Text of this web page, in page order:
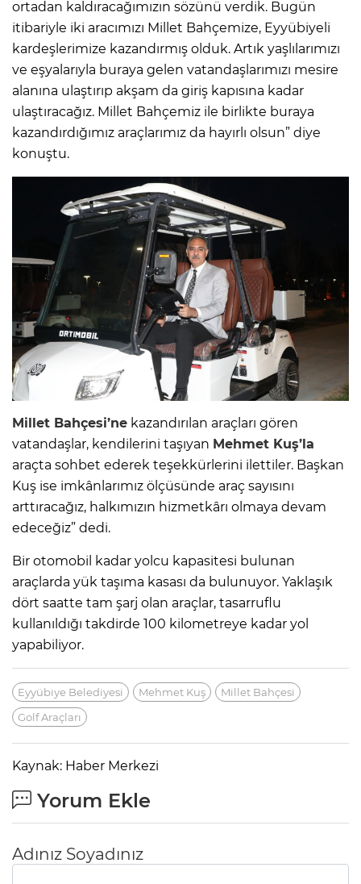
ortadan kaldıracağımızın sözünü verdik. Bugün
itibariyle iki aracımızı Millet Bahçemize, Eyyübiyeli
kardeşlerimize kazandırmış olduk. Artık yaşlılarımızı
ve eşyalarıyla buraya gelen vatandaşlarımızı mesire
alanına ulaştırıp akşam da giriş kapısına kadar
ulaştıracağız. Millet Bahçemiz ile birlikte buraya
kazandırdığımız araçlarımız da hayırlı olsun” diye
konuştu.
Millet Bahçesi’ne kazandırılan araçları gören
vatandaşlar, kendilerini taşıyan Mehmet Kuş’la
araçta sohbet ederek teşekkürlerini ilettiler. Başkan
Kuş ise imkânlarımız ölçüsünde araç sayısını
arttıracağız, halkımızın hizmetkârı olmaya devam
edeceğiz” dedi.
Bir otomobil kadar yolcu kapasitesi bulunan
araçlarda yük taşıma kasası da bulunuyor. Yaklaşık
dört saatte tam şarj olan araçlar, tasarruflu
kullanıldığı takdirde 100 kilometreye kadar yol
yapabiliyor.
Eyyübiye Belediyesi Mehmet Kuş
Millet Bahçesi
Golf Araçları
Kaynak: Haber Merkezi
Yorum Ekle
Adınız Soyadınız